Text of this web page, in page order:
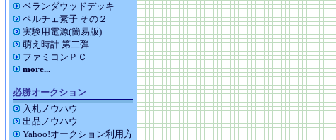
ベランダウッドデッキ
ペルチェ素子 その２
実験用電源(簡易版)
萌え時計 第二弾
ファミコンＰＣ
more...
必勝オークション
入札ノウハウ
出品ノウハウ
Yahoo!オークション利用方